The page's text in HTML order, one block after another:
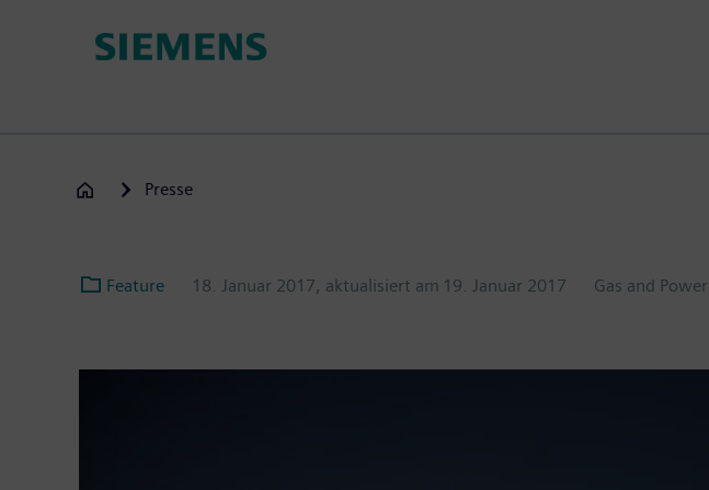
Presse
Feature 18. Januar 2017, aktualisiert am 19. Januar 2017 Gas and Power